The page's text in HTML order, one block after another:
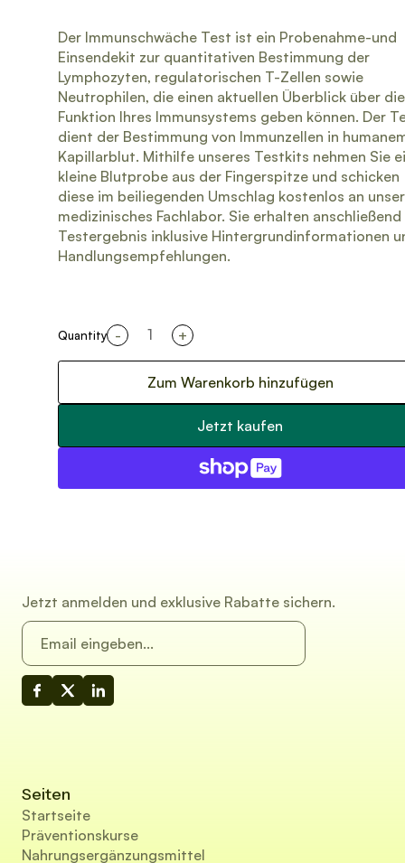
Der Immunschwäche Test ist ein Probenahme-und
Einsendekit zur quantitativen Bestimmung der
Lymphozyten, regulatorischen T-Zellen sowie
Neutrophilen, die einen aktuellen Überblick über die
Funktion Ihres Immunsystems geben können. Der
dient der Bestimmung von Immunzellen in
Kapillarblut. Mithilfe unseres Testkits nehmen Sie
kleine Blutprobe aus der Fingerspitze und schicken
diese im beiliegenden Umschlag kostenlos an unser
medizinisches Fachlabor. Sie erhalten anschließend
Testergebnis inklusive Hintergrundinformationen
Handlungsempfehlungen.
Quantity - +
Zum Warenkorb hinzufügen
Jetzt kaufen
Jetzt anmelden und exklusive Rabatte sichern.
Seiten
Startseite
Präventionskurse
Nahrungsergänzungsmittel